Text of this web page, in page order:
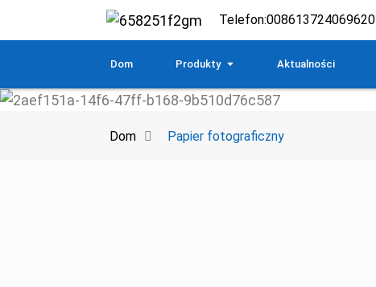
Telefon:008613724069620
Dom Produkty Aktualności
Dom Papier fotograficzny